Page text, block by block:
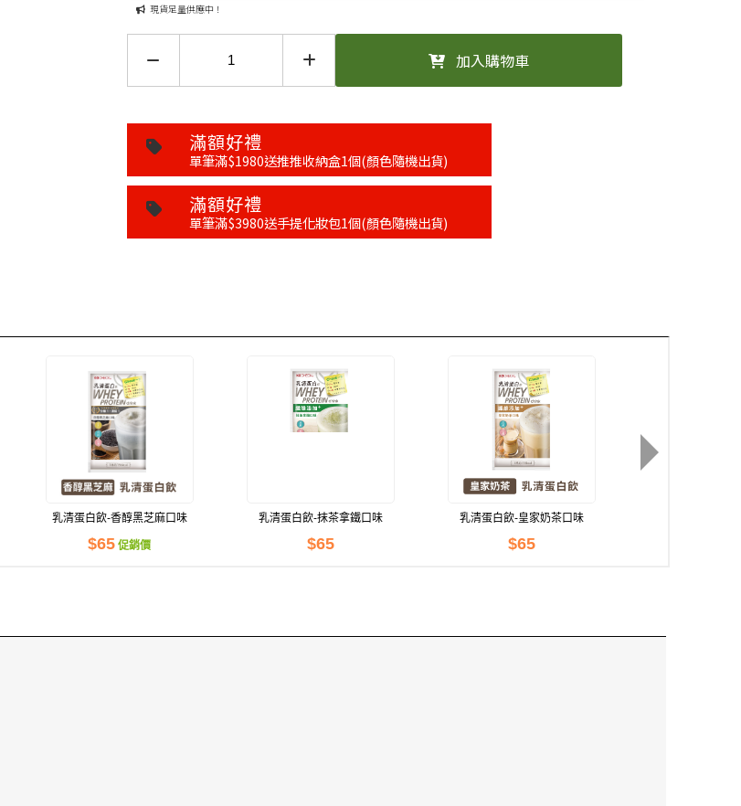
現貨足量供應中！
加入購物車
滿額好禮
單筆滿$1980送推推收納盒1個(顏色隨機出貨)
滿額好禮
單筆滿$3980送手提化妝包1個(顏色隨機出貨)
乳清蛋白飲-香醇黑芝麻口味
(41g)
$65 促銷價
乳清蛋白飲-抹茶拿鐵口味
(43g)
$65
乳清蛋白飲-皇家奶茶口味
(43g)
$65